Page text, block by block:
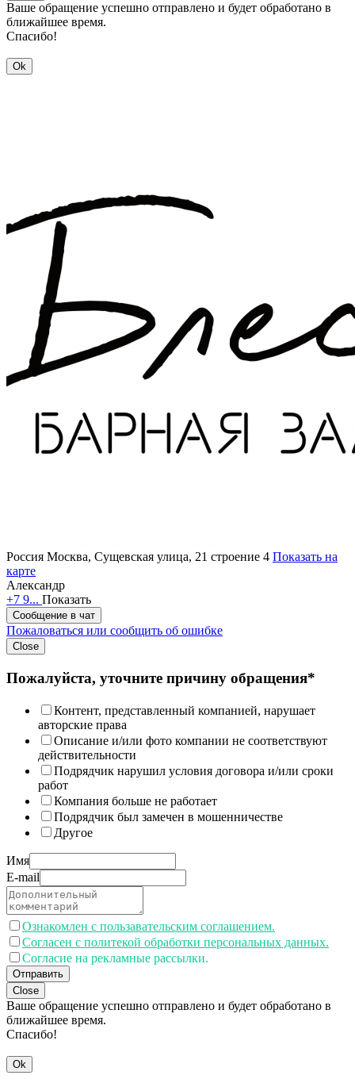
Ваше обращение успешно отправлено и будет обработано в
ближайшее время.
Спасибо!
Ok
Россия Москва, Сущевская улица, 21 строение 4 Показать на
карте
Александр
+7 9... Показать
Сообщение в чат
Пожаловаться или сообщить об ошибке
Close
Пожалуйста, уточните причину обращения*
Контент, представленный компанией, нарушает
авторские права
Описание и/или фото компании не соответствуют
действительности
Подрядчик нарушил условия договора и/или сроки
работ
Компания больше не работает
Подрядчик был замечен в мошенничестве
Другое
Имя
E-mail
Ознакомлен с пользавательским соглашением.
Согласен с политекой обработки персональных данных.
Согласие на рекламные рассылки.
Отправить
Close
Ваше обращение успешно отправлено и будет обработано в
ближайшее время.
Спасибо!
Ok